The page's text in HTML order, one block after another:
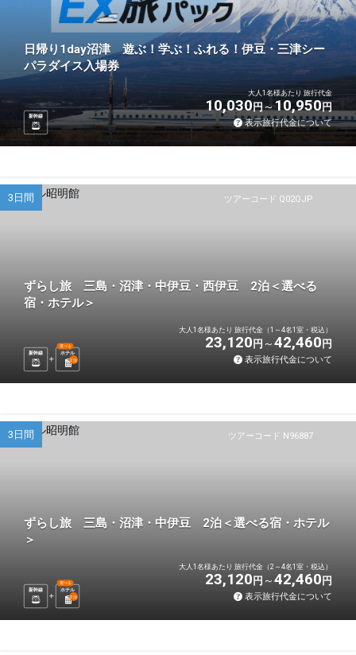
日帰り1day沼津 遊ぶ！学ぶ！ふれる！伊豆・三津シー
パラダイス入場券
新幹線
大人1名様あたり 旅行代金
10,030円 10,950円
表示旅行代金について
ツアーコード Q02OJP
3日間
ずらし旅 三島・沼津・中伊豆・西伊豆 2泊＜選べる
宿・ホテル＞
新幹線 ホテル
選べる
2泊
大人1名様あたり 旅行代金（1～4名1室・税込）
23,120 円 42,460 円
表示旅行代金について
ツアーコード N96887
3日間
ずらし旅 三島・沼津・中伊豆 2泊＜選べる宿・ホテル
＞
新幹線 ホテル
選べる
2泊
大人1名様あたり 旅行代金（2～4名1室・税込）
23,120 円 42,460 円
表示旅行代金について